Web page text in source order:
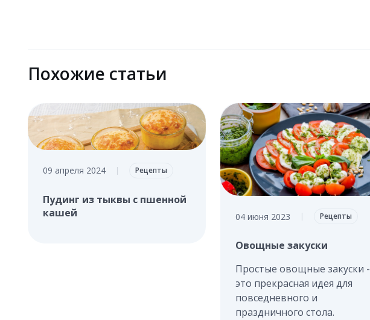
Похожие статьи
09 апреля 2024 | Рецепты
Пудинг из тыквы с пшенной
кашей
04 июня 2023 | Рецепты
Овощные закуски
Простые овощные закуски -
это прекрасная идея для
повседневного и
праздничного стола.